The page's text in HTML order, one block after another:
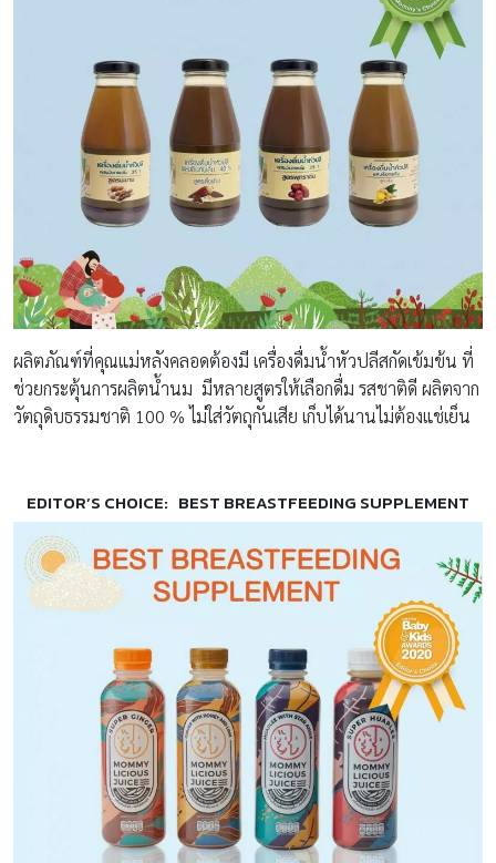
ผลิตภัณฑ์ที่คุณแม่หลังคลอดต้องมี เครื่องดื่มน้ำหัวปลีสกัดเข้มข้น ที่
ช่วยกระตุ้นการผลิตน้ำนม มีหลายสูตรให้เลือกดื่ม รสชาติดี ผลิตจาก
วัตถุดิบธรรมชาติ 100 % ไม่ใส่วัตถุกันเสีย เก็บได้นานไม่ต้องแช่เย็น
EDITOR’S CHOICE: BEST BREASTFEEDING SUPPLEMENT